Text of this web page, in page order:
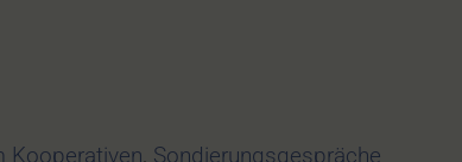
Kooperativen, Sondierungsgespräche